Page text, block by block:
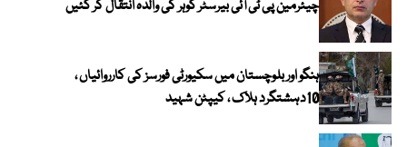
چیئرمین پی ٹی آئی بیرسٹر گوہر کی والدہ انتقال کر گئیں
ہنگو اور بلوچستان میں سکیورٹی فورسز کی کارروائیاں ،
10دہشتگرد ہلاک ، کیپٹن شہید